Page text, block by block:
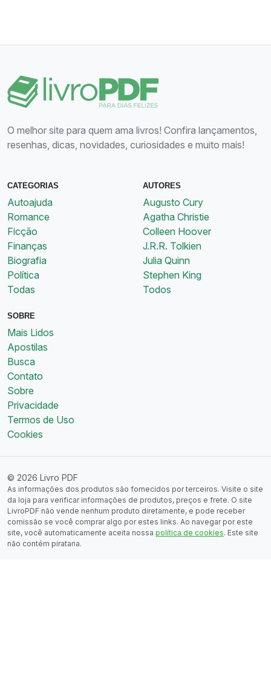
O melhor site para quem ama livros! Confira lançamentos,
resenhas, dicas, novidades, curiosidades e muito mais!
CATEGORIAS
Autoajuda
Romance
Ficção
Finanças
Biografia
Política
Todas
AUTORES
Augusto Cury
Agatha Christie
Colleen Hoover
J.R.R. Tolkien
Julia Quinn
Stephen King
Todos
SOBRE
Mais Lidos
Apostilas
Busca
Contato
Sobre
Privacidade
Termos de Uso
Cookies
© 2026 Livro PDF
As informações dos produtos são fornecidos por terceiros. Visite o site
da loja para verificar informações de produtos, preços e frete. O site
LivroPDF não vende nenhum produto diretamente, e pode receber
comissão se você comprar algo por estes links. Ao navegar por este
site, você automaticamente aceita nossa política de cookies. Este site
não contém pirataria.